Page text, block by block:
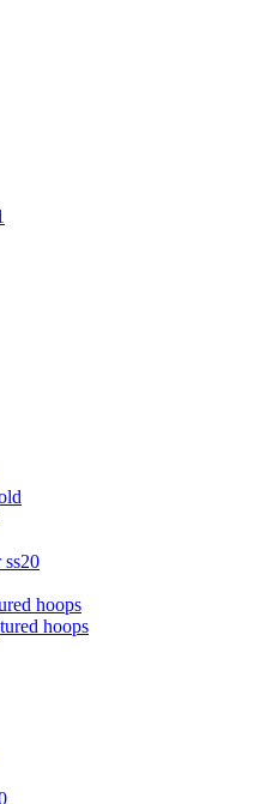
hoops
hoops